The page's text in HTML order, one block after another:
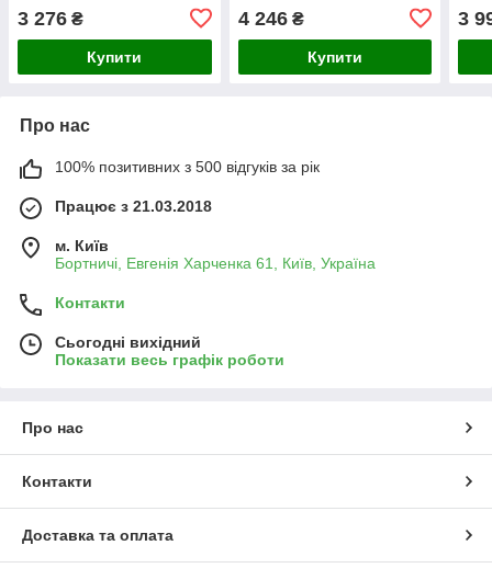
3 276 ₴
Купити
4 246₴
Купити
3
Про нас
100% позитивних з 500 відгуків за рік
Працює з 21.03.2018
м. Київ
Бортничі, Евгенія Харченка 61, Київ, Україна
Контакти
Сьогодні вихідний
Показати весь графік роботи
Про нас
Контакти
Доставка та оплата